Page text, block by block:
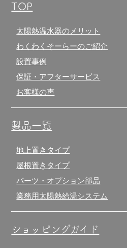
TOP
太陽熱温水器のメリット
わくわくそーらーのご紹介
設置事例
保証・アフターサービス
お客様の声
製品一覧
地上置きタイプ
屋根置きタイプ
パーツ・オプション部品
業務用太陽熱給湯システム
ショッピングガイド